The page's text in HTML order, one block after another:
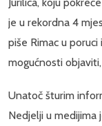
je u rekordna 4
piše Rimac u
mogućnosti
Unatoč šturim
Nedjelji u medijima